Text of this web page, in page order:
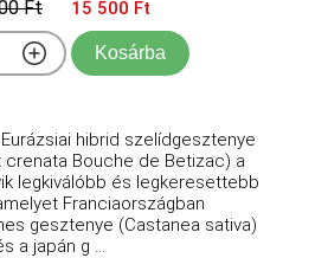
Ft
15 500 Ft
Kosárba
hibrid szelídgesztenye
crenata Bouche de Betizac) a
legkiválóbb és legkeresettebb
Franciaországban
gesztenye (Castanea sativa)
a japán g ...